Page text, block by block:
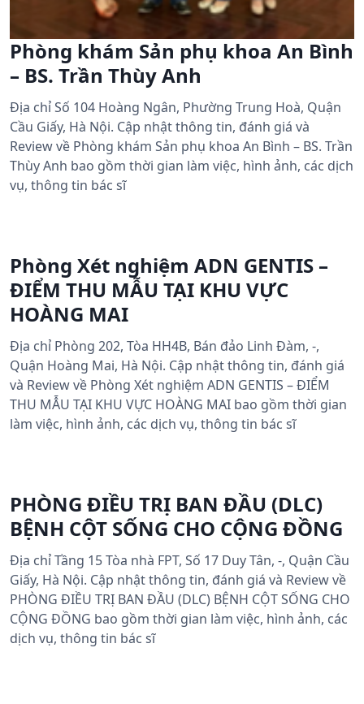
Phòng khám Sản phụ khoa An Bình
– BS. Trần Thùy Anh
Địa chỉ Số 104 Hoàng Ngân, Phường Trung Hoà, Quận
Cầu Giấy, Hà Nội. Cập nhật thông tin, đánh giá và
Review về Phòng khám Sản phụ khoa An Bình – BS. Trần
Thùy Anh bao gồm thời gian làm việc, hình ảnh, các dịch
vụ, thông tin bác sĩ
Phòng Xét nghiệm ADN GENTIS –
ĐIỂM THU MẪU TẠI KHU VỰC
HOÀNG MAI
Địa chỉ Phòng 202, Tòa HH4B, Bán đảo Linh Đàm, -,
Quận Hoàng Mai, Hà Nội. Cập nhật thông tin, đánh giá
và Review về Phòng Xét nghiệm ADN GENTIS – ĐIỂM
THU MẪU TẠI KHU VỰC HOÀNG MAI bao gồm thời gian
làm việc, hình ảnh, các dịch vụ, thông tin bác sĩ
PHÒNG ĐIỀU TRỊ BAN ĐẦU (DLC)
BỆNH CỘT SỐNG CHO CỘNG ĐỒNG
Địa chỉ Tầng 15 Tòa nhà FPT, Số 17 Duy Tân, -, Quận Cầu
Giấy, Hà Nội. Cập nhật thông tin, đánh giá và Review về
PHÒNG ĐIỀU TRỊ BAN ĐẦU (DLC) BỆNH CỘT SỐNG CHO
CỘNG ĐỒNG bao gồm thời gian làm việc, hình ảnh, các
dịch vụ, thông tin bác sĩ